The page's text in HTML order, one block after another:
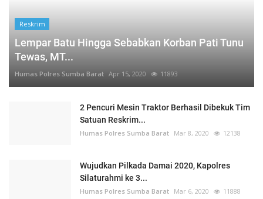
Reskrim
Lempar Batu Hingga Sebabkan Korban Pati Tunu
Tewas, MT...
Humas Polres Sumba Barat Apr 15, 2020 11893
2 Pencuri Mesin Traktor Berhasil Dibekuk Tim
Satuan Reskrim...
Humas Polres Sumba Barat Mar 8, 2020 12138
Wujudkan Pilkada Damai 2020, Kapolres
Silaturahmi ke 3...
Humas Polres Sumba Barat Mar 6, 2020 11888